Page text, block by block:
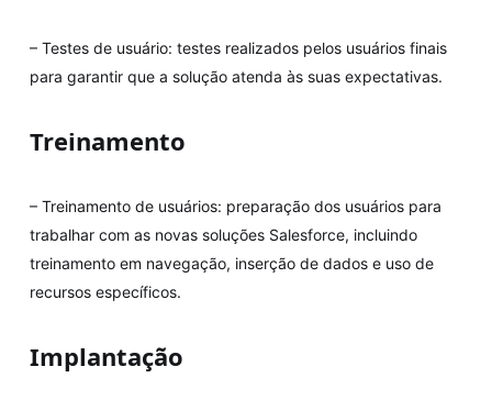
– Testes de usuário: testes realizados pelos usuários finais
para garantir que a solução atenda às suas expectativas.
Treinamento
– Treinamento de usuários: preparação dos usuários para
trabalhar com as novas soluções Salesforce, incluindo
treinamento em navegação, inserção de dados e uso de
recursos específicos.
Implantação